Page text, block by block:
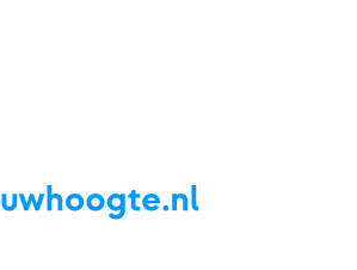
ReviewsLive updatesApp